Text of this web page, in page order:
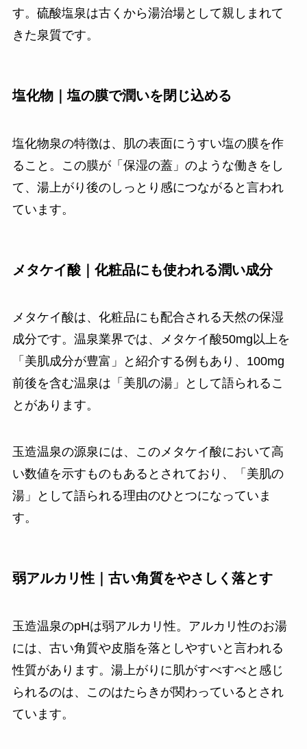
す。硫酸塩泉は古くから湯治場として親しまれて
きた泉質です。
塩化物｜塩の膜で潤いを閉じ込める
塩化物泉の特徴は、肌の表面にうすい塩の膜を作
ること。この膜が「保湿の蓋」のような働きをし
て、湯上がり後のしっとり感につながると言われ
ています。
メタケイ酸｜化粧品にも使われる潤い成分
メタケイ酸は、化粧品にも配合される天然の保湿
成分です。温泉業界では、メタケイ酸50mg以上を
「美肌成分が豊富」と紹介する例もあり、100mg
前後を含む温泉は「美肌の湯」として語られるこ
とがあります。
玉造温泉の源泉には、このメタケイ酸において高
い数値を示すものもあるとされており、「美肌の
湯」として語られる理由のひとつになっていま
す。
弱アルカリ性｜古い角質をやさしく落とす
玉造温泉のpHは弱アルカリ性。アルカリ性のお湯
には、古い角質や皮脂を落としやすいと言われる
性質があります。湯上がりに肌がすべすべと感じ
られるのは、このはたらきが関わっているとされ
ています。